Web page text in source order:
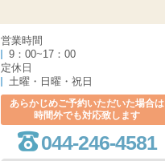
営業時間
9：00~17：00
定休日
土曜・日曜・祝日
あらかじめご予約いただいた場合は
時間外でも対応致します
044-246-4581